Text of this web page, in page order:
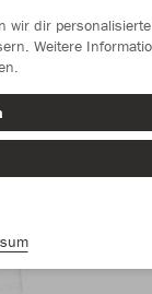
wir dir personalisierte
Weitere